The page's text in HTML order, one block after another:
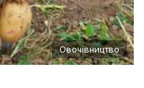
Овочівництво